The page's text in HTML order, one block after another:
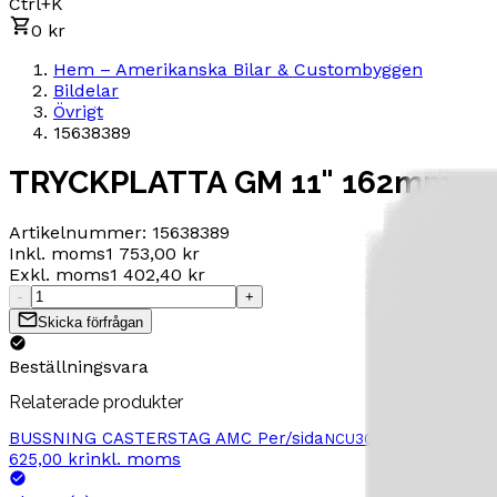
0 kr
Hem – Amerikanska Bilar & Custombyggen
Bildelar
Övrigt
15638389
TRYCKPLATTA GM 11" 162mm
Artikelnummer: 15638389
Inkl. moms1 753,00 kr
Exkl. moms1 402,40 kr
-
+
Skicka förfrågan
Beställningsvara
Relaterade produkter
BUSSNING CASTERSTAG AMC Per/sidaNCU300K3091
625,00 krinkl. moms